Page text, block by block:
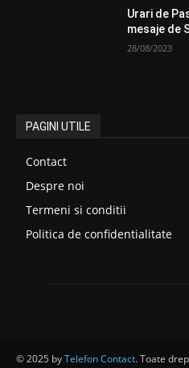
Urari de
mesaje de
28/08/2023
PAGINI UTILE
Contact
Despre noi
Termeni si conditii
Politica de confidentialitate
© 2025 byTelefon Contact. Toate